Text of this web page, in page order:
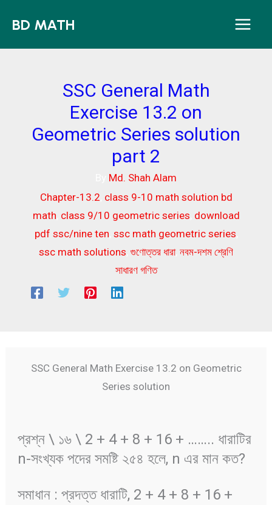
BD MATH
SSC General Math
Exercise 13.2 on
Geometric Series solution
part 2
Md. Shah Alam
Chapter-13.2 class 9-10 math solution bd
math class 9/10 geometric series download
pdf ssc/nine ten ssc math geometric series
ssc math solutions গুণোত্তর ধারা, নবম-দশম শ্রেণি
সাধারণ গণিত
SSC General Math Exercise 13.2 on Geometric
Series solution
প্রশ্ন \ ১৬ \ 2 + 4 + 8 + 16 + …….. ধারাটির
n-সংখ্যক পদের সমষ্টি ২৫৪ হলে, n এর মান কত?
সমাধান : প্রদত্ত ধারাটি, 2 + 4 + 8 + 16 +